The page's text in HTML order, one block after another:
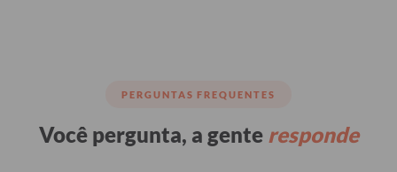
PERGUNTAS FREQUENTES
Você pergunta, a gente responde